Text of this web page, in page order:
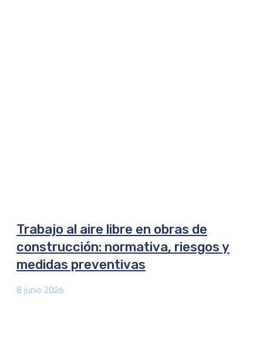
Trabajo al aire libre en obras de
construcción: normativa, riesgos y
medidas preventivas
8 junio 2026